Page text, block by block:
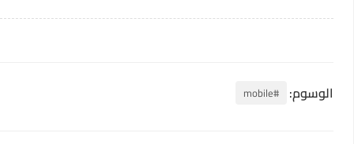
الوسوم: #mobile